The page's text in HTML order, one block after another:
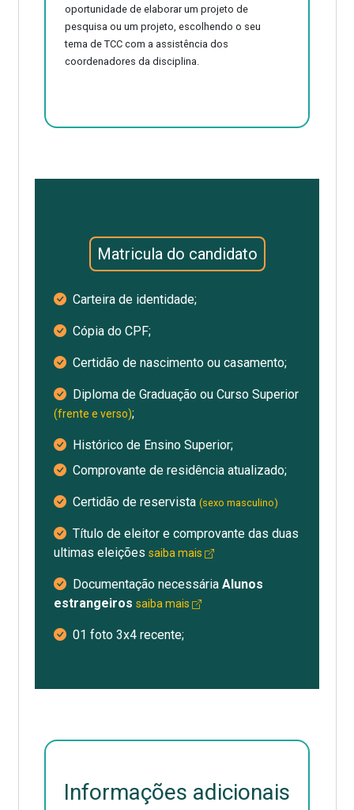
oportunidade de elaborar um projeto de
pesquisa ou um projeto, escolhendo o seu
tema de TCC com a assistência dos
coordenadores da disciplina.
Matricula do candidato
Carteira de identidade;
Cópia do CPF;
Certidão de nascimento ou casamento;
Diploma de Graduação ou Curso Superior
(frente e verso);
Histórico de Ensino Superior;
Comprovante de residência atualizado;
Certidão de reservista (sexo masculino)
Título de eleitor e comprovante das duas
ultimas eleições saiba mais
Documentação necessária Alunos
estrangeiros saiba mais
01 foto 3x4 recente;
Informações adicionais